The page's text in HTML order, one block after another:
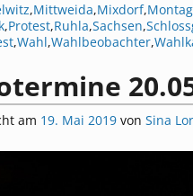
,Mittweida,Mixdorf,
,Protest,Ruhla,Sachsen,
,Wahl,Wahlbeobachter,
am 19. Mai 2019 von Sina